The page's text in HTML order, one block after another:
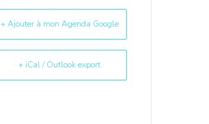
+ Ajouter à mon Agenda Google
+ iCal / Outlook export